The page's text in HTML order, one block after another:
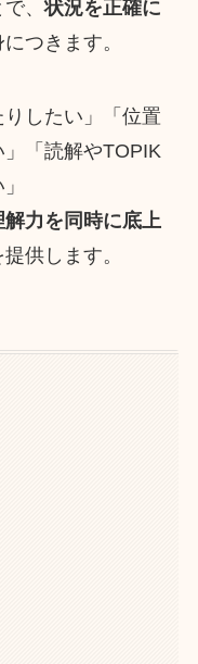
で、状況を正確に
つきます。
りしたい」「位置
「読解やTOPIK
力を同時に底上
提供します。